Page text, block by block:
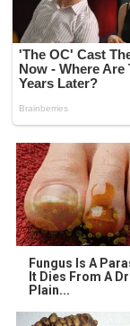
Fungus Is A
It Dies From A
Plain...